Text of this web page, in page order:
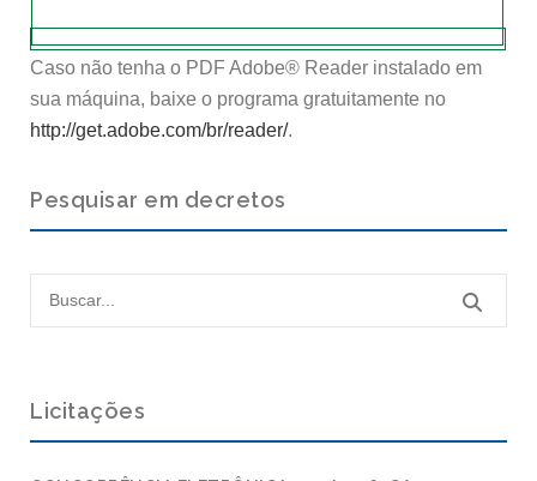
Caso não tenha o PDF Adobe® Reader instalado em
sua máquina, baixe o programa gratuitamente no
http://get.adobe.com/br/reader/.
Pesquisar em decretos
Licitações